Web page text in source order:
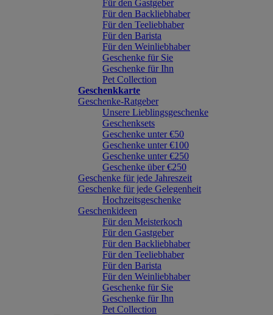
Für den Gastgeber
Für den Backliebhaber
Für den Teeliebhaber
Für den Barista
Für den Weinliebhaber
Geschenke für Sie
Geschenke für Ihn
Pet Collection
Geschenkkarte
Geschenke-Ratgeber
Unsere Lieblingsgeschenke
Geschenksets
Geschenke unter €50
Geschenke unter €100
Geschenke unter €250
Geschenke über €250
Geschenke für jede Jahreszeit
Geschenke für jede Gelegenheit
Hochzeitsgeschenke
Geschenkideen
Für den Meisterkoch
Für den Gastgeber
Für den Backliebhaber
Für den Teeliebhaber
Für den Barista
Für den Weinliebhaber
Geschenke für Sie
Geschenke für Ihn
Pet Collection